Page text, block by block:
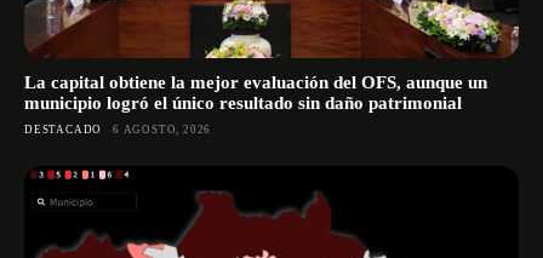
La capital obtiene la mejor evaluación del OFS, aunque un
municipio logró el único resultado sin daño patrimonial
DESTACADO 6 AGOSTO, 2026